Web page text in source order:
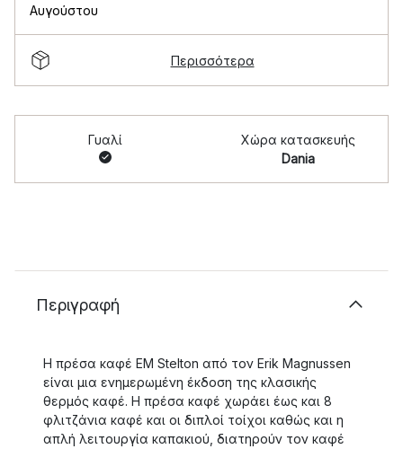
Αυγούστου
Περισσότερα
Γυαλί
Χώρα κατασκευής
Dania
Περιγραφή
Η πρέσα καφέ EM Stelton από τον Erik Magnussen
είναι μια ενημερωμένη έκδοση της κλασικής
θερμός καφέ. Η πρέσα καφέ χωράει έως και 8
φλιτζάνια καφέ και οι διπλοί τοίχοι καθώς και η
απλή λειτουργία καπακιού, διατηρούν τον καφέ